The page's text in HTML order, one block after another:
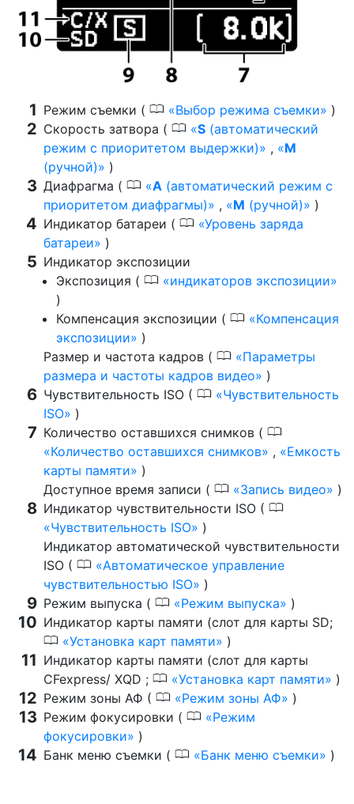
Режим съемки ( 0 Выбор режима съемки
)
Скорость затвора ( 0 S (автоматический
режим с приоритетом выдержки)
,
M
(ручной)
)
Диафрагма ( 0 A (автоматический режим с
приоритетом диафрагмы)
, M (ручной)
)
Индикатор батареи ( 0
Уровень заряда
батареи
)
Индикатор экспозиции
Экспозиция ( 0
индикаторов экспозиции
)
Компенсация экспозиции ( 0
Компенсация
экспозиции
)
Размер и частота кадров ( 0
Параметры
размера и частоты кадров видео
)
Чувствительность ISO ( 0
Чувствительность
ISO
)
Количество оставшихся снимков ( 0
Количество оставшихся снимков ,
Емкость
карты памяти
)
Доступное время записи ( 0 Запись видео
)
Индикатор чувствительности ISO ( 0
Чувствительность ISO
)
Индикатор автоматической чувствительности
ISO ( 0
Автоматическое управление
чувствительностью ISO
)
Режим выпуска ( 0 Режим выпуска
)
Индикатор карты памяти (слот для карты SD;
0 Установка карт памяти
)
Индикатор карты памяти (слот для карты
CFexpress/ XQD ; 0 Установка карт памяти
)
Режим зоны АФ ( 0 Режим зоны АФ
)
Режим фокусировки ( 0
Режим
фокусировки
)
Банк меню съемки ( 0 Банк меню съемки )